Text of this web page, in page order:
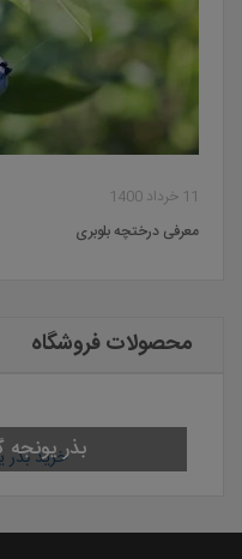
11 خرداد 1400
معرفی درختچه بلوبری
محصولات فروشگاه